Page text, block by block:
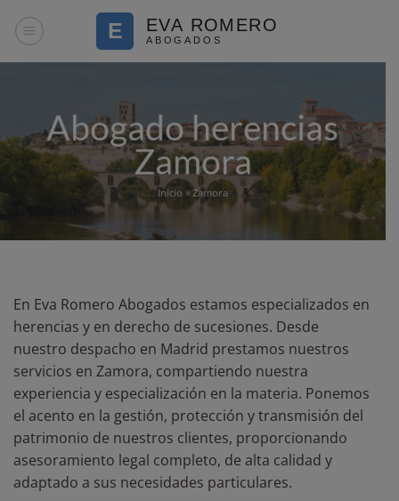
Abogado herencias
Zamora
Inicio » Zamora
En Eva Romero Abogados estamos especializados en
herencias y en derecho de sucesiones. Desde
nuestro despacho en Madrid prestamos nuestros
servicios en Zamora, compartiendo nuestra
experiencia y especialización en la materia. Ponemos
el acento en la gestión, protección y transmisión del
patrimonio de nuestros clientes, proporcionando
asesoramiento legal completo, de alta calidad y
adaptado a sus necesidades particulares.